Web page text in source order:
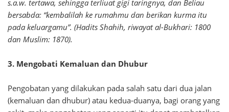
s.a.w. tertawa, sehingga terliuat gigi taringnya, dan Beliau
bersabda: “kembalilah ke rumahmu dan berikan kurma itu
pada keluargamu”. (Hadits Shahih, riwayat al-Bukhari: 1800
dan Muslim: 1870).
3. Mengobati Kemaluan dan Dhubur
Pengobatan yang dilakukan pada salah satu dari dua jalan
(kemaluan dan dhubur) atau kedua-duanya, bagi orang yang